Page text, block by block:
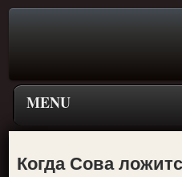
MENU
Главная страница
Поиск
Когда Сова